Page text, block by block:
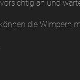
an und
die Wimpern